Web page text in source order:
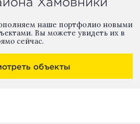
наше портфолио новыми
Вы можете увидеть их в
сейчас.
объекты